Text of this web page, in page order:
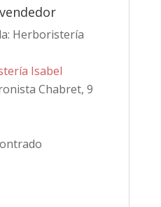
Herboristería
Isabel
Chabret, 9